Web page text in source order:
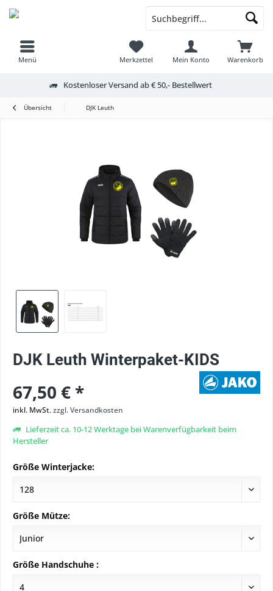
Menü Warenkorb
Merkzettel Mein Konto
Kostenloser Versand ab € 50,- Bestellwert
Übersicht DJK Leuth
DJK Leuth Winterpaket-KIDS
67,50 € *
inkl. MwSt.zzgl. Versandkosten
Lieferzeit ca. 10-12 Werktage bei Warenverfügbarkeit beim
Hersteller
Größe Winterjacke:
Größe Mütze:
Größe Handschuhe :